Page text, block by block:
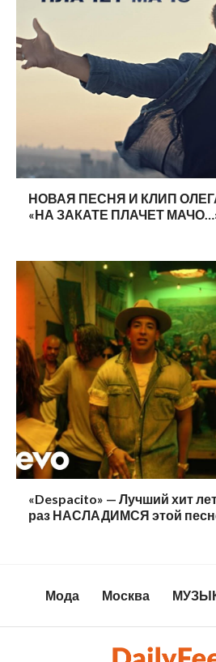
НОВАЯ ПЕСНЯ И КЛИП
«НА ЗАКАТЕ ПЛАЧЕТ
«Despacito» — Лучший хит
раз НАСЛАДИМСЯ этой
Мода Москва